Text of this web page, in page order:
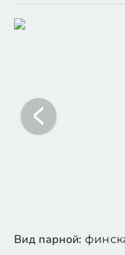
Вид парной: